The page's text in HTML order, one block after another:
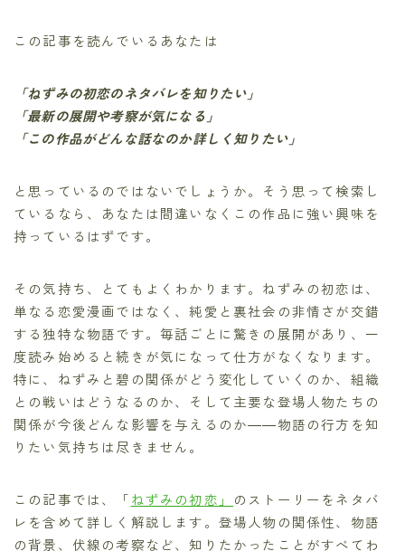
この記事を読んでいるあなたは
「ねずみの初恋のネタバレを知りたい」
「最新の展開や考察が気になる」
「この作品がどんな話なのか詳しく知りたい」
と思っているのではないでしょうか。そう思って検索し
ているなら、あなたは間違いなくこの作品に強い興味を
持っているはずです。
その気持ち、とてもよくわかります。ねずみの初恋は、
単なる恋愛漫画ではなく、純愛と裏社会の非情さが交錯
する独特な物語です。毎話ごとに驚きの展開があり、一
度読み始めると続きが気になって仕方がなくなります。
特に、ねずみと碧の関係がどう変化していくのか、組織
との戦いはどうなるのか、そして主要な登場人物たちの
関係が今後どんな影響を与えるのか――物語の行方を知
りたい気持ちは尽きません。
この記事では、「ねずみの初恋」 のストーリーをネタバ
レを含めて詳しく解説します。登場人物の関係性、物語
の背景、伏線の考察など、知りたかったことがすべてわ